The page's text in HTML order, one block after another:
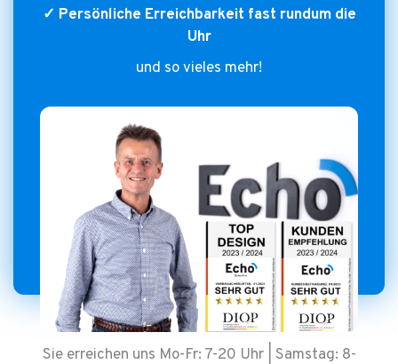
✓ Persönliche Erreichbarkeit fast rundum die
Uhr
und so vieles mehr!
Sie erreichen uns Mo-Fr: 7-20 Uhr | Samstag: 8-